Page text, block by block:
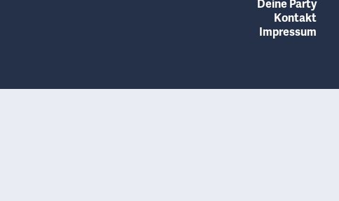
Kontakt
Impressum